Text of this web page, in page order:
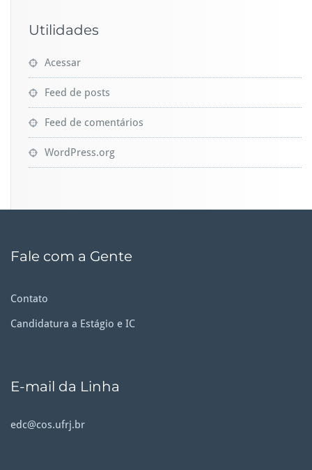
Utilidades
Acessar
Feed de posts
Feed de comentários
WordPress.org
Fale com a Gente
Contato
Candidatura a Estágio e IC
E-mail da Linha
edc@cos.ufrj.br